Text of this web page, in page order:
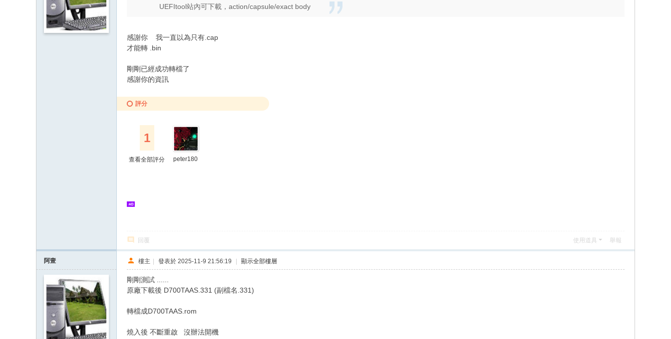
UEFItool站內可下載，action/capsule/exact body
感謝你 我一直以為只有.cap
才能轉 .bin
剛剛已經成功轉檔了
感謝你的資訊
評分
1
查看全部評分 peter180
回覆 使用道具 舉報
阿壹 樓主 | 發表於 2025-11-9 21:56:19 | 顯示全部樓層
剛剛測試 ......
原廠下載後 D700TAAS.331 (副檔名.331)
轉檔成D700TAAS.rom
燒入後 不斷重啟 沒辦法開機